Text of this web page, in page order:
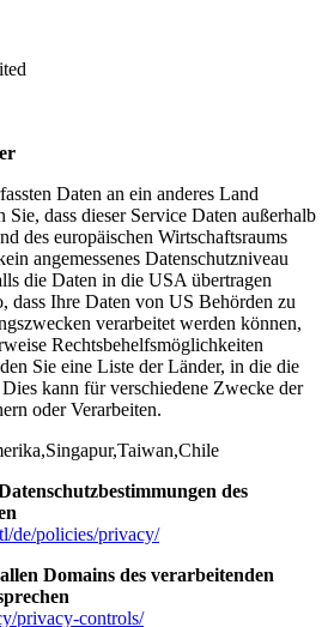
Daten an ein anderes Land
dass dieser Service Daten außerhalb
des europäischen Wirtschaftsraums
angemessenes Datenschutzniveau
die Daten in die USA übertragen
dass Ihre Daten von US Behörden zu
verarbeitet werden können,
Rechtsbehelfsmöglichkeiten
Sie eine Liste der Länder, in die die
kann für verschiedene Zwecke der
oder Verarbeiten.
des
de/policies/privacy/
Domains des verarbeitenden
privacy-controls/